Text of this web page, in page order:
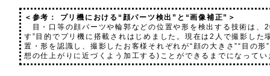
＜参考： プリ機における“顔パーツ検出”と“画像補正”＞
目・口等の顔パーツや輪郭などの位置や形を検出する技術は、
す”目的でプリ機に搭載されはじめました。現在は2人で撮影した
置・形を認識し、撮影したお客様それぞれが“顔の大きさ”“目の
想の仕上がりに近づくよう加工する)ことができるまでになってい